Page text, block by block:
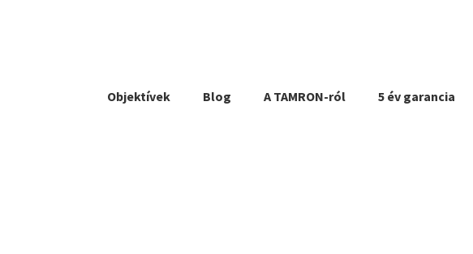
Objektívek Blog A TAMRON-ról 5 év garancia